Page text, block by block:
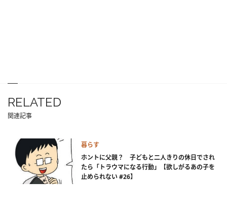
RELATED
関連記事
暮らす
ホントに父親？ 子どもと二人きりの休日でされ
たら「トラウマになる行動」【欲しがるあの子を
止められない #26】